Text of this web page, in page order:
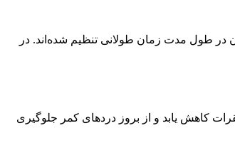
در طول مدت زمان طولانی تنظیم شده‌اند. در
کاهش یابد و از بروز دردهای کمر جلوگیری